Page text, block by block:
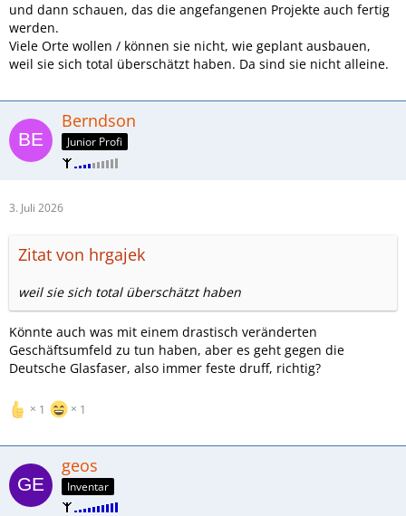
und dann schauen, das die angefangenen Projekte auch fertig
werden.
Viele Orte wollen / können sie nicht, wie geplant ausbauen,
weil sie sich total überschätzt haben. Da sind sie nicht alleine.
Berndson
Junior Profi
3. Juli 2026
Zitat von hrgajek
weil sie sich total überschätzt haben
Könnte auch was mit einem drastisch veränderten
Geschäftsumfeld zu tun haben, aber es geht gegen die
Deutsche Glasfaser, also immer feste druff, richtig?
1 1
geos
Inventar